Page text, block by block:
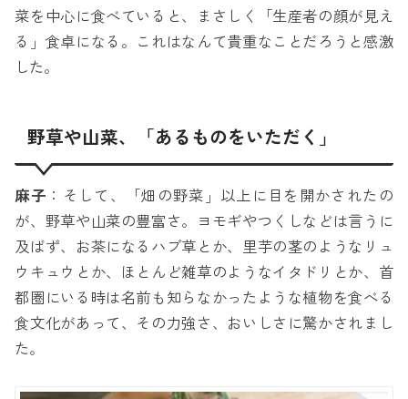
菜を中心に食べていると、まさしく「生産者の顔が見え
る」食卓になる。これはなんて貴重なことだろうと感激
した。
野草や山菜、「あるものをいただく」
麻子 ：そして、「畑の野菜」以上に目を開かされたの
が、野草や山菜の豊富さ。ヨモギやつくしなどは言うに
及ばず、お茶になるハブ草とか、里芋の茎のようなリュ
ウキュウとか、ほとんど雑草のようなイタドリとか、首
都圏にいる時は名前も知らなかったような植物を食べる
食文化があって、その力強さ、おいしさに驚かされまし
た。